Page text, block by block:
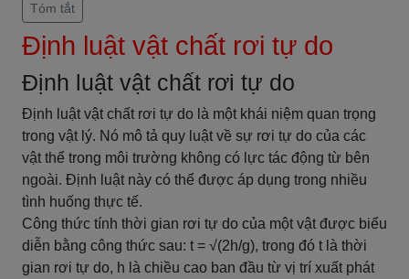
Tóm tắt
Định luật vật chất rơi tự do
Định luật vật chất rơi tự do
Định luật vật chất rơi tự do là một khái niệm quan trọng
trong vật lý. Nó mô tả quy luật về sự rơi tự do của các
vật thể trong môi trường không có lực tác động từ bên
ngoài. Định luật này có thể được áp dụng trong nhiều
tình huống thực tế.
Công thức tính thời gian rơi tự do của một vật được biểu
diễn bằng công thức sau: t = √(2h/g), trong đó t là thời
gian rơi tự do, h là chiều cao ban đầu từ vị trí xuất phát